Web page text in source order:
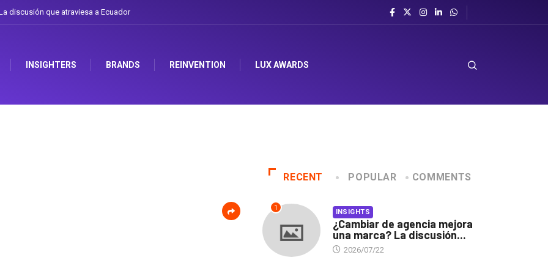
atraviesa a EcuadorGabriela Herrera y el arte de cambiarse el sombrero en Corporación Favorita
INSIGHTERS BRANDS REINVENTION LUX AWARDS
RECENT POPULAR COMMENTS
1 INSIGHTS
¿Cambiar de agencia mejora
una marca? La discusión...
2026/07/22